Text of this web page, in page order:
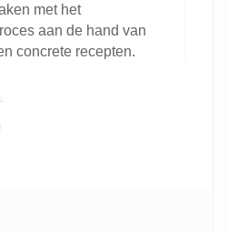
met het
aan de hand van
concrete recepten.